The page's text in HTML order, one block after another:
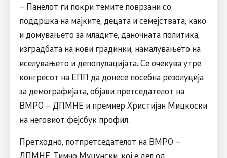
– Панелот ги покри темите поврзани со
поддршка на мајките, децата и семејствата, како
и домувањето за младите, даночната политика,
изградбата на нови градинки, намалувањето на
иселувањето и депопулацијата. Се очекува утре
конгресот на ЕПП да донесе посебна резолуција
за демографијата, објави претседателот на
ВМРО – ДПМНЕ и премиер Христијан Мицкоски
на неговиот фејсбук профил.
Претходно, потпретседателот на ВМРО –
ДПМНЕ, Тимчо Муцунски, кој е дел од